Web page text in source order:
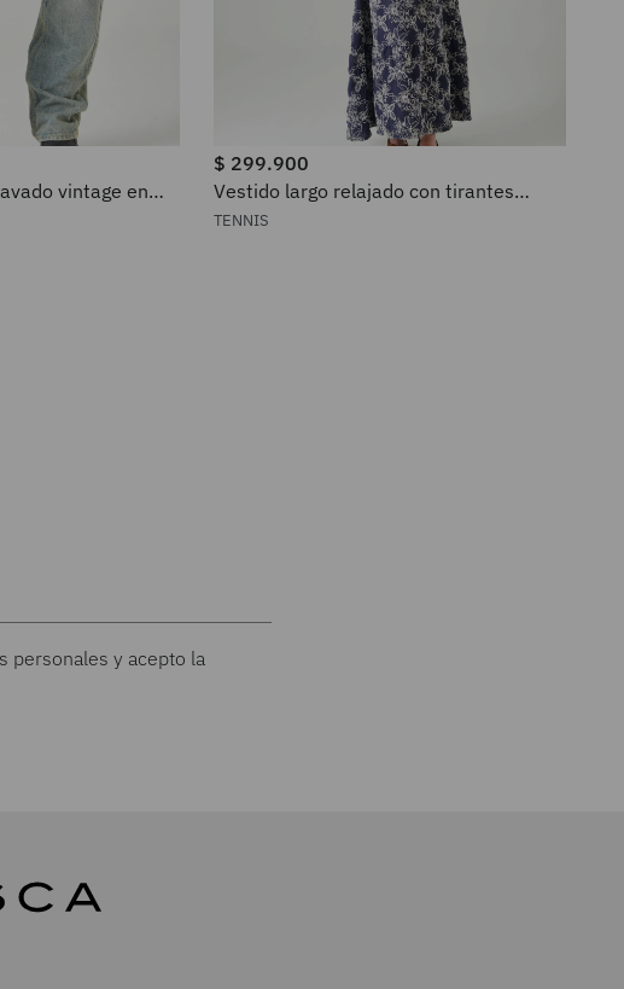
vintage en
$ 299.900
Vestido largo relajado con tirantes
anudados en azul marino para mujer
TENNIS
personales y acepto la